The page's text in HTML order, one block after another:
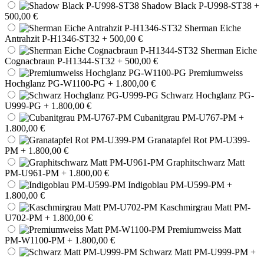
Shadow Black P-U998-ST38 +
500,00 €
Sherman Eiche
Antrahzit P-H1346-ST32 + 500,00 €
Sherman Eiche
Cognacbraun P-H1344-ST32 + 500,00 €
Premiumweiss
Hochglanz PG-W1100-PG + 1.800,00 €
Schwarz Hochglanz PG-
U999-PG + 1.800,00 €
Cubanitgrau PM-U767-PM +
1.800,00 €
Granatapfel Rot PM-U399-
PM + 1.800,00 €
Graphitschwarz Matt
PM-U961-PM + 1.800,00 €
Indigoblau PM-U599-PM +
1.800,00 €
Kaschmirgrau Matt PM-
U702-PM + 1.800,00 €
Premiumweiss Matt
PM-W1100-PM + 1.800,00 €
Schwarz Matt PM-U999-PM +